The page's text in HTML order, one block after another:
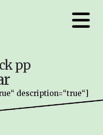
pp
description=“true“]